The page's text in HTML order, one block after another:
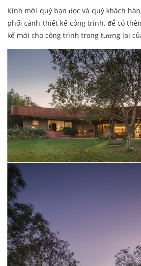
Kính mời quý bạn đọc và quý khách
phối cảnh thiết kế công trình, để có
kế mới cho công trình trong tương lai